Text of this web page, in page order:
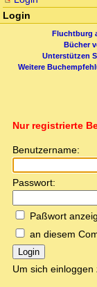
Login
Fluchtburg
Bücher
Unterstützen
Weitere
Nur registrierte
Benutzername:
Passwort:
Paßwort
an diesem
Login
Um sich